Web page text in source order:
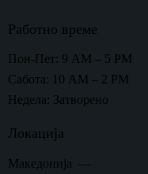
Работно време
Пон-Пет: 9 AM – 5 PM
Сабота: 10 AM – 2 PM
Недела: Затворено
Локација
Македонија —